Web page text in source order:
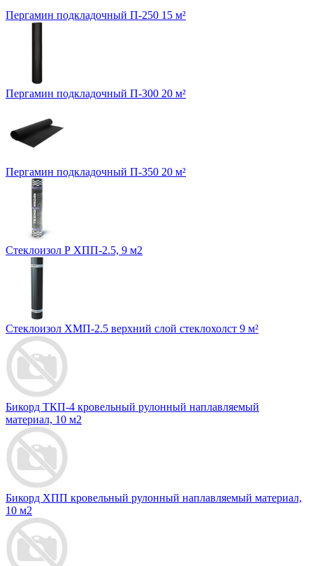
Пергамин подкладочный П-250 15 м²
Пергамин подкладочный П-300 20 м²
Пергамин подкладочный П-350 20 м²
Стеклоизол Р ХПП-2.5, 9 м2
Стеклоизол ХМП-2.5 верхний слой стеклохолст 9 м²
Бикорд ТКП-4 кровельный рулонный наплавляемый
материал, 10 м2
Бикорд ХПП кровельный рулонный наплавляемый материал,
10 м2